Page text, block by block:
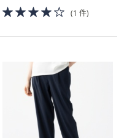
4.0
of
(1 件)